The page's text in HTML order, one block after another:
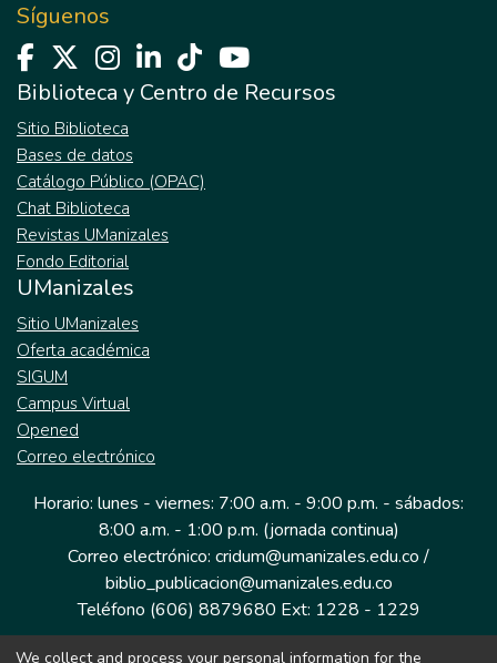
Síguenos
Biblioteca y Centro de Recursos
Sitio Biblioteca
Bases de datos
Catálogo Público (OPAC)
Chat Biblioteca
Revistas UManizales
Fondo Editorial
UManizales
Sitio UManizales
Oferta académica
SIGUM
Campus Virtual
Opened
Correo electrónico
Horario: lunes - viernes: 7:00 a.m. - 9:00 p.m. - sábados:
8:00 a.m. - 1:00 p.m. (jornada continua)
Correo electrónico: cridum@umanizales.edu.co /
biblio_publicacion@umanizales.edu.co
Teléfono (606) 8879680 Ext: 1228 - 1229
We collect and process your personal information for the